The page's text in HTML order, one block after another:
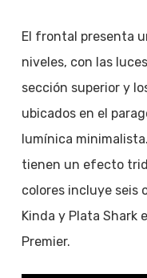
El frontal presenta
niveles, con las
sección superior y
ubicados en el
lumínica
tienen un efecto
colores incluye seis
Kinda y Plata Shark
Premier.